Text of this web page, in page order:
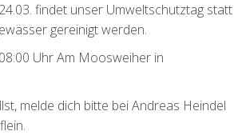
findet unser Umweltschutztag statt
gereinigt werden.
Uhr Am Moosweiher in
melde dich bitte bei Andreas Heindel